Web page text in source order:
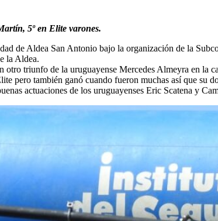
5º en Elite varones.
de Aldea San Antonio bajo la organización de la
la Aldea.
triunfo de la uruguayense Mercedes Almeyra en la
pero también ganó cuando fueron muchas así que su
actuaciones de los uruguayenses Eric Scatena y